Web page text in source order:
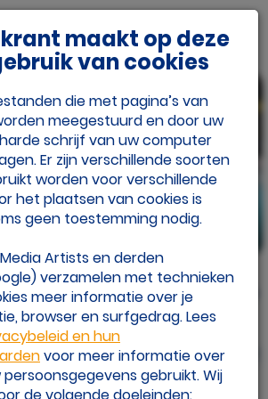
naar finale Challenge
maakt op deze
van cookies
die met pagina’s van
meegestuurd en door uw
schrijf van uw computer
Er zijn verschillende soorten
worden voor verschillende
het plaatsen van cookies is
geen toestemming nodig.
Artists en derden
verzamelen met technieken
meer informatie over je
browser en surfgedrag. Lees
en hun
voor meer informatie over
gebruikt. Wij